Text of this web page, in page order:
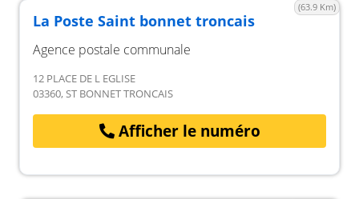
(63.9 Km)
La Poste Saint bonnet troncais
Agence postale communale
12 PLACE DE L EGLISE
03360, ST BONNET TRONCAIS
Afficher le numéro